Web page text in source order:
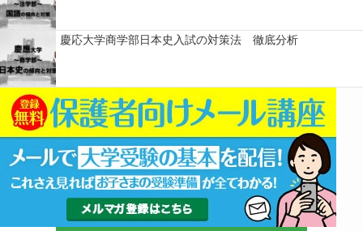
慶応大学商学部日本史入試の対策法 徹底分析